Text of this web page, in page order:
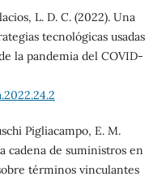
L. D. C. (2022). Una
tecnológicas usadas
la pandemia del COVID-
Pigliacampo, E. M.
cadena de suministros en
términos vinculantes